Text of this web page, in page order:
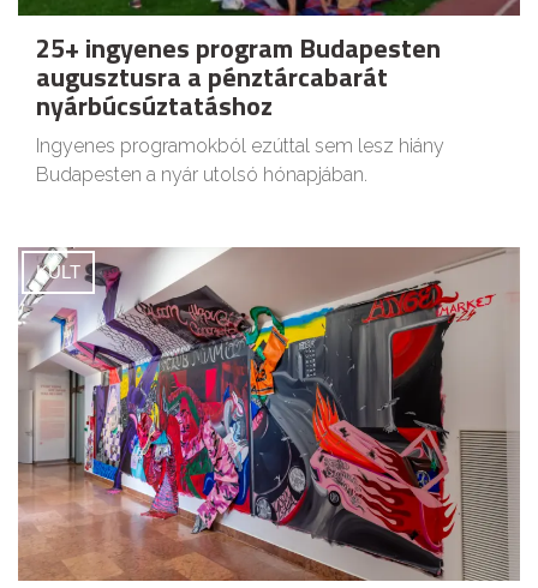
25+ ingyenes program Budapesten
augusztusra a pénztárcabarát
nyárbúcsúztatáshoz
Ingyenes programokból ezúttal sem lesz hiány
Budapesten a nyár utolsó hónapjában.
KULT